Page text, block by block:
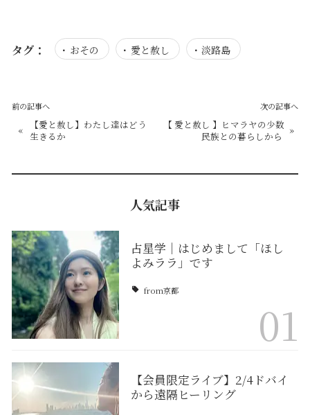
タグ： おその 愛と赦し 淡路島
前の記事へ
«
【愛と赦し】わたし達はどう
生きるか
次の記事へ
【 愛と赦し 】ヒマラヤの少数
民族との暮らしから
»
人気記事
占星学｜はじめまして「ほし
よみララ」です
from京都
01
【会員限定ライブ】2/4ドバイ
から遠隔ヒーリング